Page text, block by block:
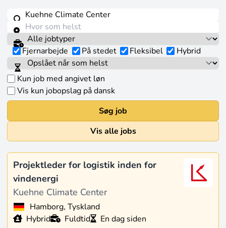
Fjernarbejde På stedet Fleksibel Hybrid
Kun job med angivet løn
Vis kun jobopslag på dansk
Søg job
Vis alle jobs
Projektleder for logistik inden for
vindenergi
Kuehne Climate Center
Hamborg, Tyskland
Hybrid
Fuldtid
En dag siden